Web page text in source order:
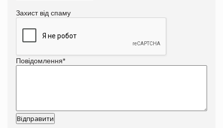
Захист від спаму
Повідомлення*